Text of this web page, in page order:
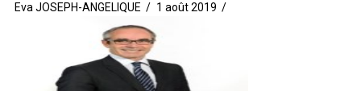
Eva JOSEPH-ANGELIQUE 1 août 2019